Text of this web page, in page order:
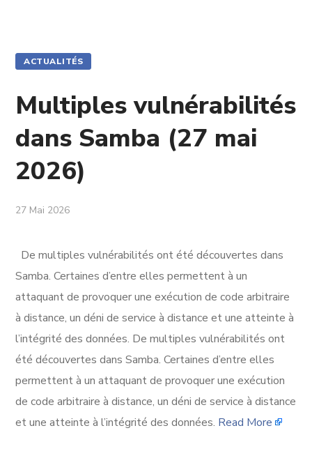
ACTUALITÉS
Multiples vulnérabilités
dans Samba (27 mai
2026)
27 Mai 2026
De multiples vulnérabilités ont été découvertes dans
Samba. Certaines d’entre elles permettent à un
attaquant de provoquer une exécution de code arbitraire
à distance, un déni de service à distance et une atteinte à
l’intégrité des données. De multiples vulnérabilités ont
été découvertes dans Samba. Certaines d’entre elles
permettent à un attaquant de provoquer une exécution
de code arbitraire à distance, un déni de service à distance
et une atteinte à l’intégrité des données. Read More